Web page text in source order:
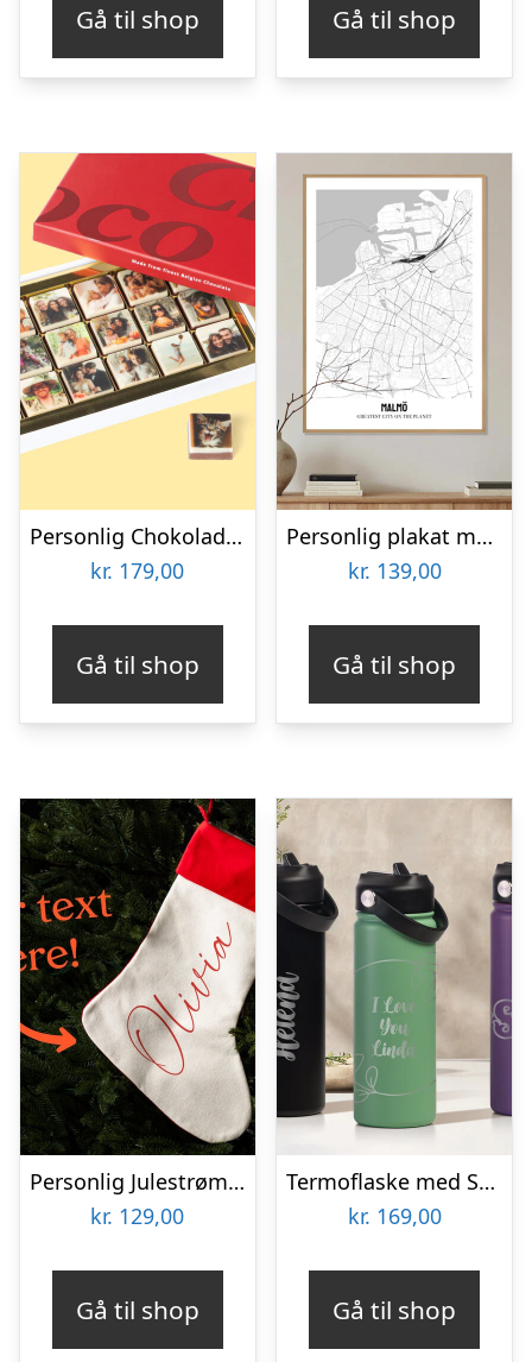
Gå til shop Gå til shop
Personlig Chokolade med Billeder
kr. 179,00
Gå til shop
Personlig plakat med bykort
kr. 139,00
Gå til shop
Personlig Julestrømpe med Tekst
kr. 129,00
Gå til shop
Termoflaske med Sugerør 530 ml – Personlig Gravering
kr. 169,00
Gå til shop